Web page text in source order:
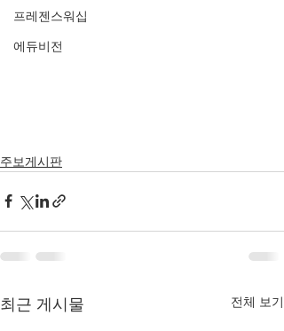
프레젠스워십
에듀비전
주보게시판
최근 게시물 전체 보기